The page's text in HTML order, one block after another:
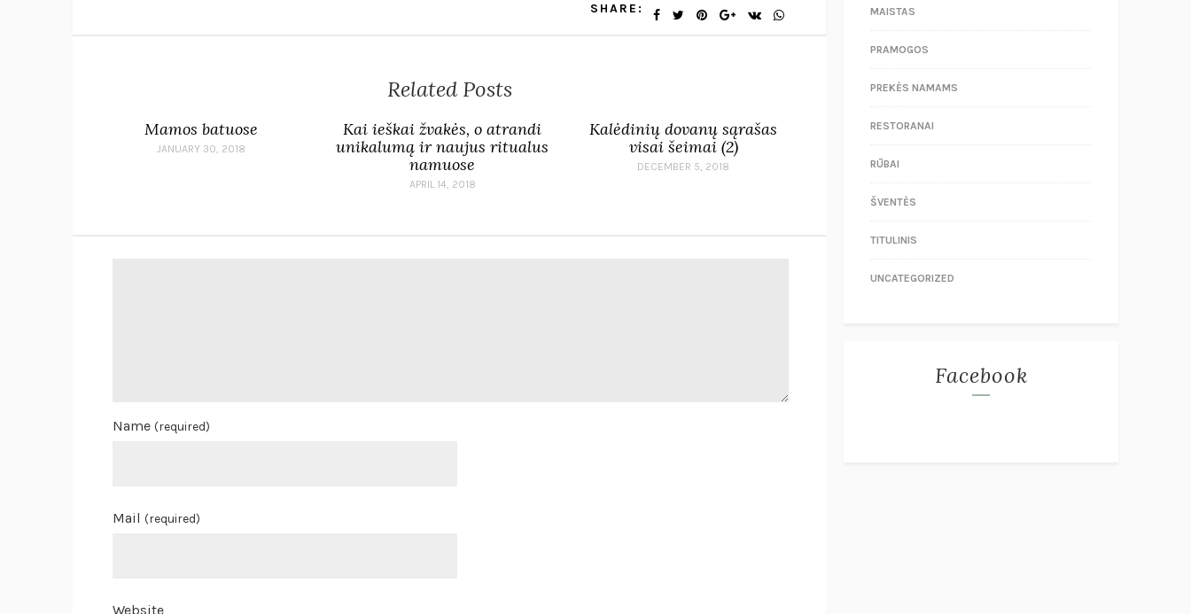
SHARE:
Related Posts
Mamos batuose
JANUARY 30, 2018
Kai ieškai žvakės, o atrandi
unikalumą ir naujus ritualus
namuose
APRIL 14, 2018
Kalėdinių dovanų sąrašas
visai šeimai (2)
DECEMBER 5, 2018
Name (required)
Mail (required)
Website
MAISTAS
PRAMOGOS
PREKĖS NAMAMS
RESTORANAI
RŪBAI
ŠVENTĖS
TITULINIS
UNCATEGORIZED
Facebook